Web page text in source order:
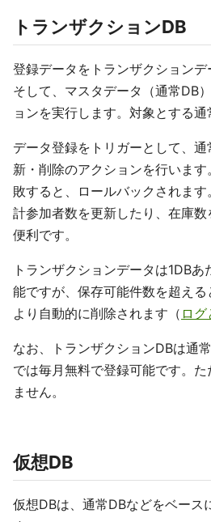
トランザクションDB
登録データをトランザクションデ
そして、マスタデータ（通常DB
ョンを実行します。対象とする通
データ登録をトリガーとして、
新・削除のアクションを行いま
敗すると、ロールバックされま
計参加者数を更新したり、在庫
便利です。
トランザクションデータは1DB
能ですが、保存可能件数を超え
より自動的に削除されます（ ロ
なお、トランザクションDBは通
では毎月無料で登録可能です。
ません。
仮想DB
仮想DBは、通常DBなどをベース